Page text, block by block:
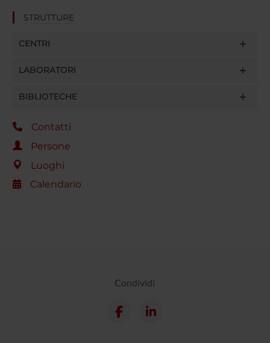
STRUTTURE
CENTRI
LABORATORI
BIBLIOTECHE
Contatti
Persone
Luoghi
Calendario
Condividi